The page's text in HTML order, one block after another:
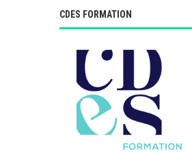
CDES FORMATION